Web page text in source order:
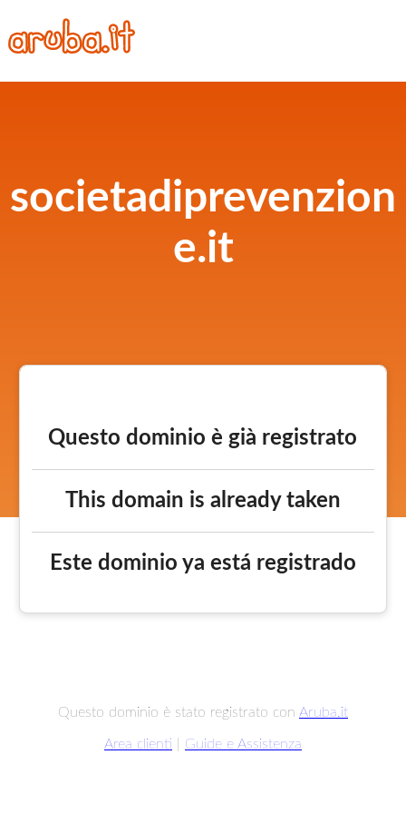
societadiprevenzion
e.it
Questo dominio è già registrato
This domain is already taken
Este dominio ya está registrado
Questo dominio è stato registrato con Aruba.it
Area clienti Guide e Assistenza